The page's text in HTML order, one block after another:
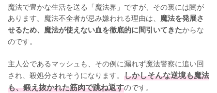
魔法で豊かな生活を送る「魔法界」ですが、その裏には闇が
あります。魔法不全者が忌み嫌われる理由は、 魔法を発展さ
せるため、魔法が使えない血を徹底的に間引いてきたからな
のです。
主人公であるマッシュも、その例に漏れず魔法警察に追い回
され、殺処分されそうになります。 しかしそんな逆境も魔法
も、鍛え抜かれた筋肉で跳ね返すのです。